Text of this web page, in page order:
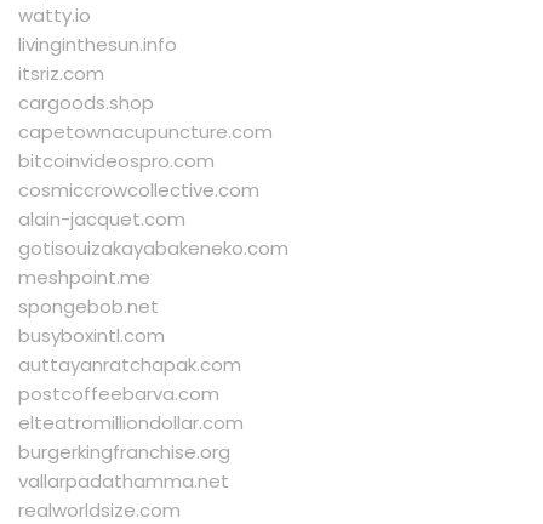
watty.io
livinginthesun.info
itsriz.com
cargoods.shop
capetownacupuncture.com
bitcoinvideospro.com
cosmiccrowcollective.com
alain-jacquet.com
gotisouizakayabakeneko.com
meshpoint.me
spongebob.net
busyboxintl.com
auttayanratchapak.com
postcoffeebarva.com
elteatromilliondollar.com
burgerkingfranchise.org
vallarpadathamma.net
realworldsize.com